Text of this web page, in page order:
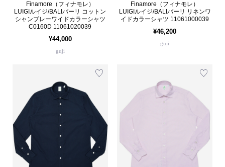
Finamore（フィナモレ）
LUIGIルイジ/BALIバーリ コットン
シャンブレーワイドカラーシャツ
C0160D 11061020039
¥44,000
guji
Finamore（フィナモレ）
LUIGIルイジ/BALIバーリ リネンワ
イドカラーシャツ 11061000039
¥46,200
guji